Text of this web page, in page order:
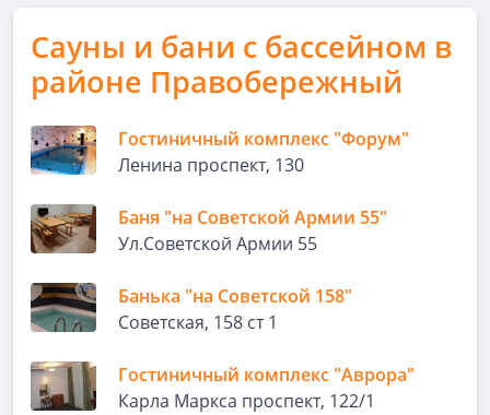
Сауны и бани с бассейном в
районе Правобережный
Гостиничный комплекс "Форум"
Ленина проспект, 130
Баня "на Советской Армии 55"
Ул.Советской Армии 55
Банька "на Советской 158"
Советская, 158 ст 1
Гостиничный комплекс "Аврора"
Карла Маркса проспект, 122/1